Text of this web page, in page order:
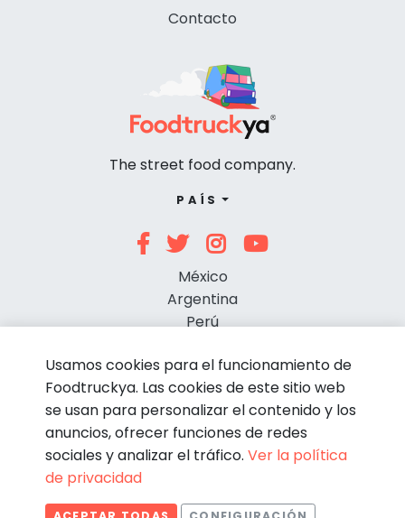
Contacto
The street food company.
PAÍS
México
Argentina
Perú
© Foodtruckya 2026
Usamos cookies para el funcionamiento de
Foodtruckya. Las cookies de este sitio web
se usan para personalizar el contenido y los
anuncios, ofrecer funciones de redes
sociales y analizar el tráfico. Ver la política
de privacidad